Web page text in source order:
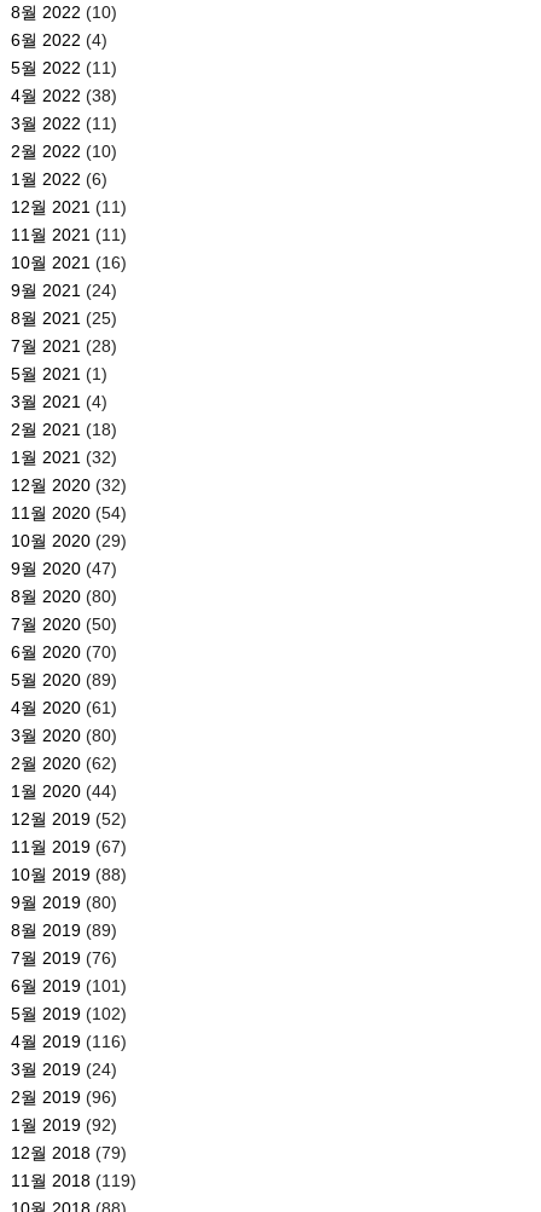
8월 2022 (10)
6월 2022 (4)
5월 2022 (11)
4월 2022 (38)
3월 2022 (11)
2월 2022 (10)
1월 2022 (6)
12월 2021 (11)
11월 2021 (11)
10월 2021 (16)
9월 2021 (24)
8월 2021 (25)
7월 2021 (28)
5월 2021 (1)
3월 2021 (4)
2월 2021 (18)
1월 2021 (32)
12월 2020(32)
11월 2020(54)
10월 2020(29)
9월 2020(47)
8월 2020(80)
7월 2020(50)
6월 2020(70)
5월 2020(89)
4월 2020(61)
3월 2020(80)
2월 2020(62)
1월 2020(44)
12월 2019(52)
11월 2019(67)
10월 2019(88)
9월 2019(80)
8월 2019(89)
7월 2019(76)
6월 2019(101)
5월 2019(102)
4월 2019(116)
3월 2019(24)
2월 2019(96)
1월 2019(92)
12월 2018(79)
11월 2018(119)
10월 2018(88)